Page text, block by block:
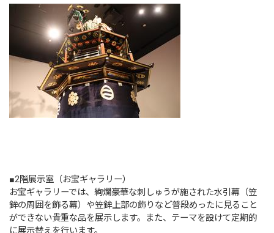
■2階展示室（お宝ギャラリー）
お宝ギャラリーでは、絢爛豪華な刺しゅうが施された水引幕（笠
鉾の周囲を飾る幕）や笠鉾上部の飾りなど普段めったに見ること
ができない貴重な品を展示します。また、テーマを設けて定期的
に展示替えを行います。